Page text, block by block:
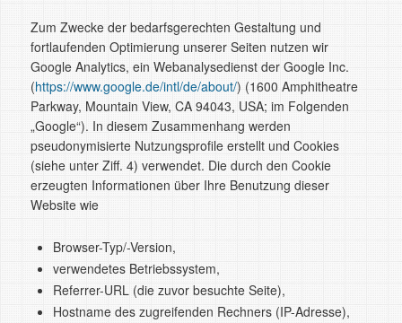
Zum Zwecke der bedarfsgerechten Gestaltung und
fortlaufenden Optimierung unserer Seiten nutzen wir
Google Analytics, ein Webanalysedienst der Google Inc.
(https://www.google.de/intl/de/about/) (1600 Amphitheatre
Parkway, Mountain View, CA 94043, USA; im Folgenden
„Google“). In diesem Zusammenhang werden
pseudonymisierte Nutzungsprofile erstellt und Cookies
(siehe unter Ziff. 4) verwendet. Die durch den Cookie
erzeugten Informationen über Ihre Benutzung dieser
Website wie
Browser-Typ/-Version,
verwendetes Betriebssystem,
Referrer-URL (die zuvor besuchte Seite),
Hostname des zugreifenden Rechners (IP-Adresse),